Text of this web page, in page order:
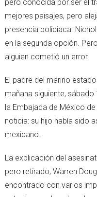
pero conocida por ser el
mejores paisajes, pero
presencia policiaca.
en la segunda opción.
alguien cometió un error.
El padre del marino
mañana siguiente,
la Embajada de México
noticia: su hijo había sido
mexicano.
La explicación del
pero retirado, Warren
encontrado con varios